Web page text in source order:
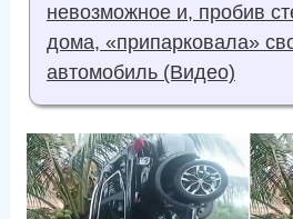
невозможное и, пробив
дома, «припарковала»
автомобиль (Видео)